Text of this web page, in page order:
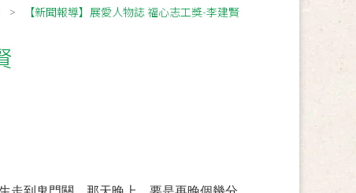
【新聞報導】展愛人物誌 福心志工獎-李建賢